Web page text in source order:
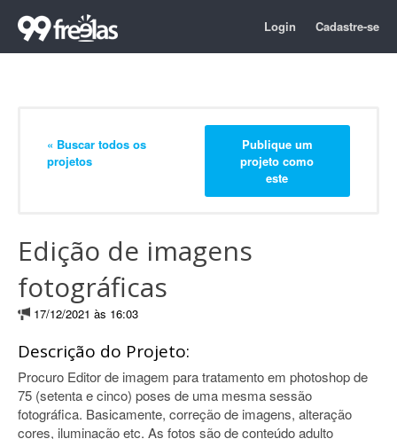
Login Cadastre-se
« Buscar todos os
projetos
Publique um
projeto como
este
Edição de imagens
fotográficas
17/12/2021 às 16:03
Descrição do Projeto:
Procuro Editor de imagem para tratamento em photoshop de
75 (setenta e cinco) poses de uma mesma sessão
fotográfica. Basicamente, correção de imagens, alteração
cores, iluminação etc. As fotos são de conteúdo adulto